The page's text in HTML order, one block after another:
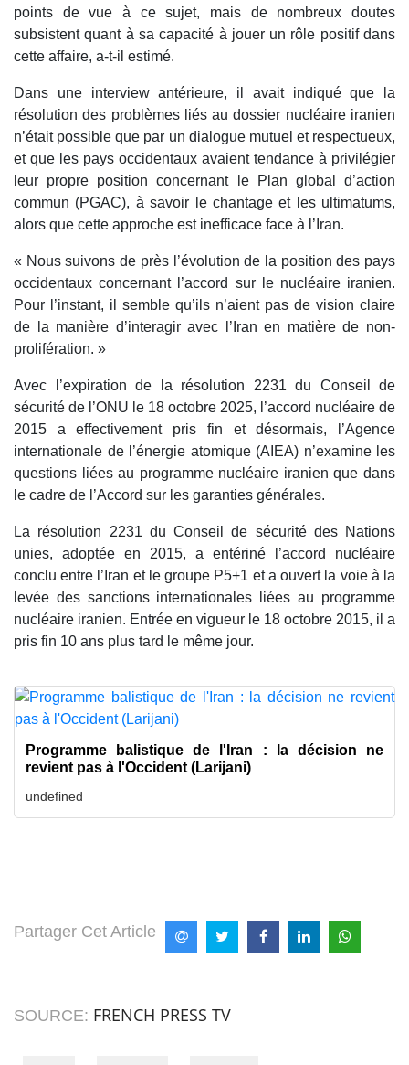
points de vue à ce sujet, mais de nombreux doutes
subsistent quant à sa capacité à jouer un rôle positif dans
cette affaire, a-t-il estimé.
Dans une interview antérieure, il avait indiqué que la
résolution des problèmes liés au dossier nucléaire iranien
n’était possible que par un dialogue mutuel et respectueux,
et que les pays occidentaux avaient tendance à privilégier
leur propre position concernant le Plan global d’action
commun (PGAC), à savoir le chantage et les ultimatums,
alors que cette approche est inefficace face à l’Iran.
« Nous suivons de près l’évolution de la position des pays
occidentaux concernant l’accord sur le nucléaire iranien.
Pour l’instant, il semble qu’ils n’aient pas de vision claire
de la manière d’interagir avec l’Iran en matière de non-
prolifération. »
Avec l’expiration de la résolution 2231 du Conseil de
sécurité de l’ONU le 18 octobre 2025, l’accord nucléaire de
2015 a effectivement pris fin et désormais, l’Agence
internationale de l’énergie atomique (AIEA) n’examine les
questions liées au programme nucléaire iranien que dans
le cadre de l’Accord sur les garanties générales.
La résolution 2231 du Conseil de sécurité des Nations
unies, adoptée en 2015, a entériné l’accord nucléaire
conclu entre l’Iran et le groupe P5+1 et a ouvert la voie à la
levée des sanctions internationales liées au programme
nucléaire iranien. Entrée en vigueur le 18 octobre 2015, il a
pris fin 10 ans plus tard le même jour.
Programme balistique de l'Iran : la décision ne
revient pas à l'Occident (Larijani)
undefined
Partager Cet Article
SOURCE: FRENCH PRESS TV